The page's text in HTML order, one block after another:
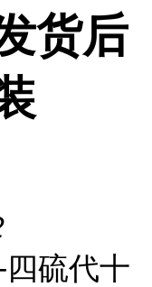
货后
硫代十